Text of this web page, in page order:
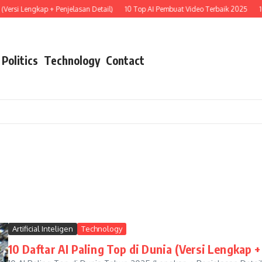
+ Penjelasan Detail) 10 Top AI Pembuat Video Terbaik 2025 10 AI
Politics Technology Contact
Artificial Inteligen Technology
10 Daftar AI Paling Top di Dunia (Versi Lengkap